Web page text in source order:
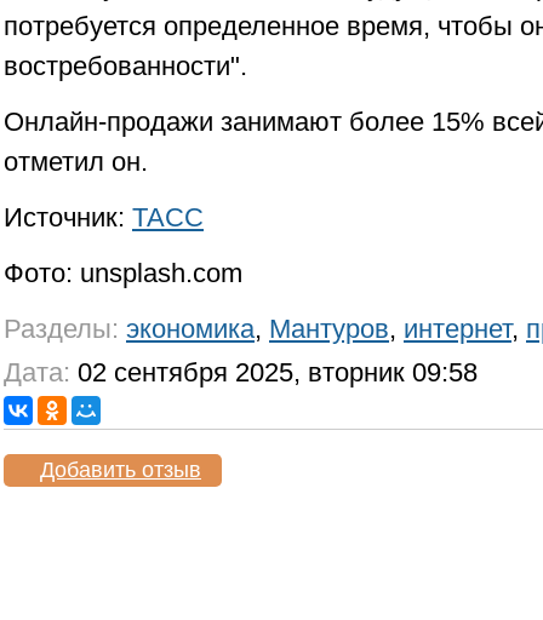
потребуется определенное время, чтобы
востребованности".
Онлайн-продажи занимают более 15%
отметил он.
Источник: ТАСС
Фото: unsplash.com
Разделы: экономика, Мантуров, интернет,
Дата: 02 сентября 2025, вторник 09:58
Добавить отзыв